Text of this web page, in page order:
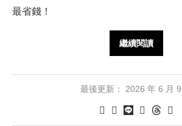
最省錢！
繼續閱讀
最後更新： 2026 年 6 月 9